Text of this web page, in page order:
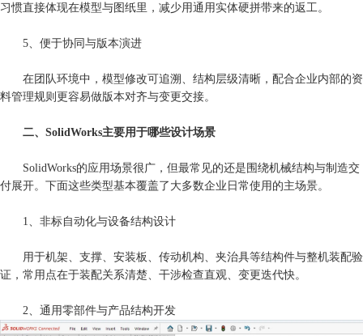
习惯直接体现在模型与图纸里，减少用通用实体硬拼带来的返工。
5、便于协同与版本演进
在团队环境中，模型修改可追溯、结构层级清晰，配合企业内部的资
料管理规则更容易做版本对齐与变更交接。
二、SolidWorks主要用于哪些设计场景
SolidWorks的应用场景很广，但最常见的还是围绕机械结构与制造交
付展开。下面这些类型基本覆盖了大多数企业日常使用的主场景。
1、非标自动化与设备结构设计
用于机架、支撑、安装板、传动机构、夹治具等结构件与整机装配验
证，常用点在于装配关系清楚、干涉检查直观、变更迭代快。
2、通用零部件与产品结构开发